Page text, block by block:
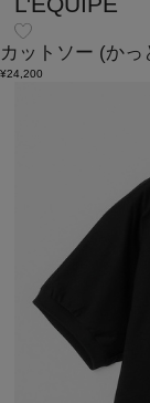
カットソー (かっ
¥24,200